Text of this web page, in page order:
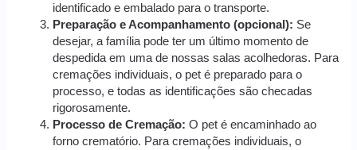
identificado e embalado para o transporte.
Preparação e Acompanhamento (opcional): Se
desejar, a família pode ter um último momento de
despedida em uma de nossas salas acolhedoras. Para
cremações individuais, o pet é preparado para o
processo, e todas as identificações são checadas
rigorosamente.
Processo de Cremação: O pet é encaminhado ao
forno crematório. Para cremações individuais, o